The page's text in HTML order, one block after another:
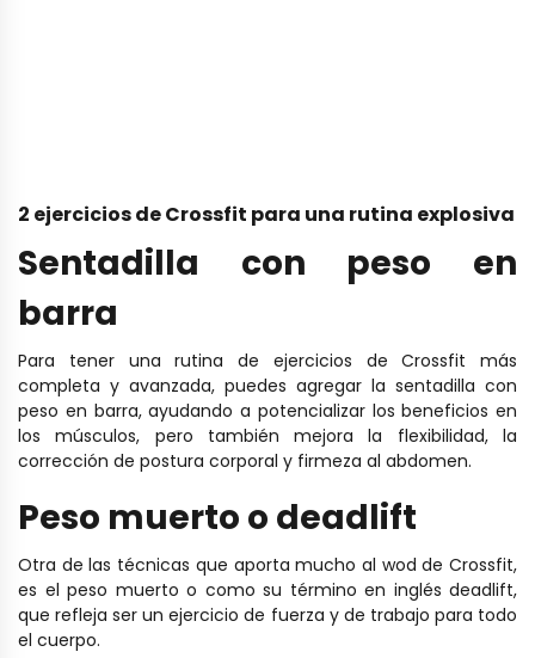
2 ejercicios de Crossfit para una rutina explosiva
Sentadilla con peso en
barra
Para tener una rutina de ejercicios de Crossfit más
completa y avanzada, puedes agregar la sentadilla con
peso en barra, ayudando a potencializar los beneficios en
los músculos, pero también mejora la flexibilidad, la
corrección de postura corporal y firmeza al abdomen.
Peso muerto o deadlift
Otra de las técnicas que aporta mucho al wod de Crossfit,
es el peso muerto o como su término en inglés deadlift,
que refleja ser un ejercicio de fuerza y de trabajo para todo
el cuerpo.